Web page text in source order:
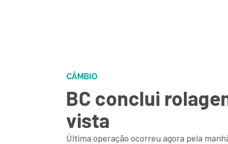
CÂMBIO
BC conclui
vista
Última operação ocorreu agora pela